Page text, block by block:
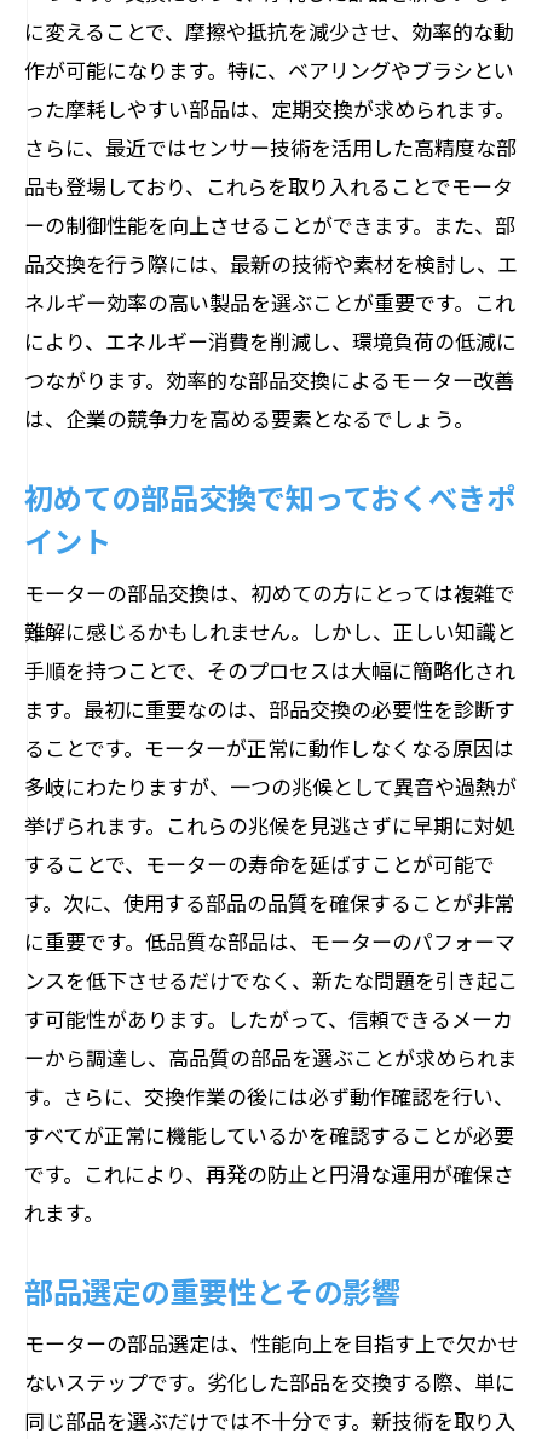
ス向上
部品劣化がもたらす影響とその対策
交換スケジュールの計画と最適化
モーター性能維持のための定期的なチェ
ック
部品交換で実現するモーターのエネルギー効
率最適化
エネルギー効率を左右する部品選定のポ
イント
部品交換によるエネルギーコスト削減の
実現方法
効率化を図るための部品交換実例
エネルギー効率向上に伴う環境への配慮
部品交換がもたらす持続可能なエネルギ
ー使用
モーター部品交換が生み出す長期的なコスト
削減の秘訣
長期的視点での部品交換のメリット
部品交換による維持費削減の実現
コスト削減を支える効果的な交換戦略
持続的なコスト削減を可能にする交換計
画
部品交換がもたらす運用の効率化
コスト削減と性能改善を両立する方法
荻原電機が推奨する最適部品選定によるモー
ター性能向上
荻原電機の推奨する部品選定基準
専門家の視点から見た部品選定の重要性
モーター性能向上に必要な部品選びのコ
ツ
選定の質が左右するモーターの未来性能
に変えることで、摩擦や抵抗を減少させ、効率的な動
作が可能になります。特に、ベアリングやブラシとい
った摩耗しやすい部品は、定期交換が求められます。
さらに、最近ではセンサー技術を活用した高精度な部
品も登場しており、これらを取り入れることでモータ
ーの制御性能を向上させることができます。また、部
品交換を行う際には、最新の技術や素材を検討し、エ
ネルギー効率の高い製品を選ぶことが重要です。これ
により、エネルギー消費を削減し、環境負荷の低減に
つながります。効率的な部品交換によるモーター改善
は、企業の競争力を高める要素となるでしょう。
初めての部品交換で知っておくべきポ
イント
モーターの部品交換は、初めての方にとっては複雑で
難解に感じるかもしれません。しかし、正しい知識と
手順を持つことで、そのプロセスは大幅に簡略化され
ます。最初に重要なのは、部品交換の必要性を診断す
ることです。モーターが正常に動作しなくなる原因は
多岐にわたりますが、一つの兆候として異音や過熱が
挙げられます。これらの兆候を見逃さずに早期に対処
することで、モーターの寿命を延ばすことが可能で
す。次に、使用する部品の品質を確保することが非常
に重要です。低品質な部品は、モーターのパフォーマ
ンスを低下させるだけでなく、新たな問題を引き起こ
す可能性があります。したがって、信頼できるメーカ
ーから調達し、高品質の部品を選ぶことが求められま
す。さらに、交換作業の後には必ず動作確認を行い、
すべてが正常に機能しているかを確認することが必要
です。これにより、再発の防止と円滑な運用が確保さ
れます。
部品選定の重要性とその影響
モーターの部品選定は、性能向上を目指す上で欠かせ
ないステップです。劣化した部品を交換する際、単に
同じ部品を選ぶだけでは不十分です。新技術を取り入